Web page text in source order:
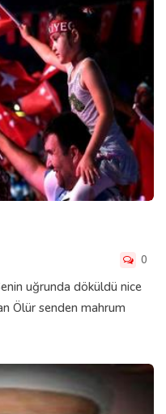
0
uğrunda döküldü nice
Ölür senden mahrum